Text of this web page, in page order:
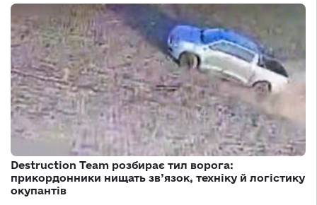
Destruction Team розбирає тил ворога:
прикордонники нищать зв’язок, техніку й логістику
окупантів